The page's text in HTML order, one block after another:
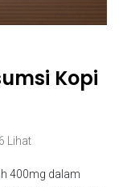
Kopi
Lihat
400mg dalam